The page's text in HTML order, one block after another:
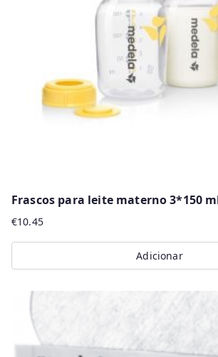
Frascos para leite materno 3*150
€10.45
Adicionar